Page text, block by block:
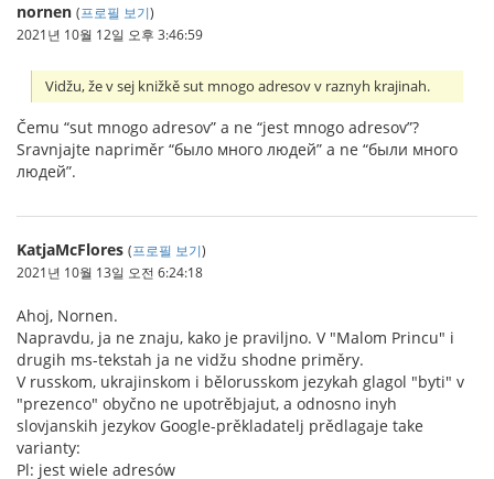
nornen (프로필 보기)
2021년 10월 12일 오후 3:46:59
Vidžu, že v sej knižkě sut mnogo adresov v raznyh krajinah.
Čemu “sut mnogo adresov” a ne “jest mnogo adresov”?
Sravnjajte napriměr “было много людей” a ne “были много
людей”.
KatjaMcFlores (프로필 보기)
2021년 10월 13일 오전 6:24:18
Ahoj, Nornen.
Napravdu, ja ne znaju, kako je praviljno. V "Malom Princu" i
drugih ms-tekstah ja ne vidžu shodne priměry.
V russkom, ukrajinskom i bělorusskom jezykah glagol "byti" v
"prezenco" obyčno ne upotrěbjajut, a odnosno inyh
slovjanskih jezykov Google-prěkladatelj prědlagaje take
varianty:
Pl: jest wiele adresów